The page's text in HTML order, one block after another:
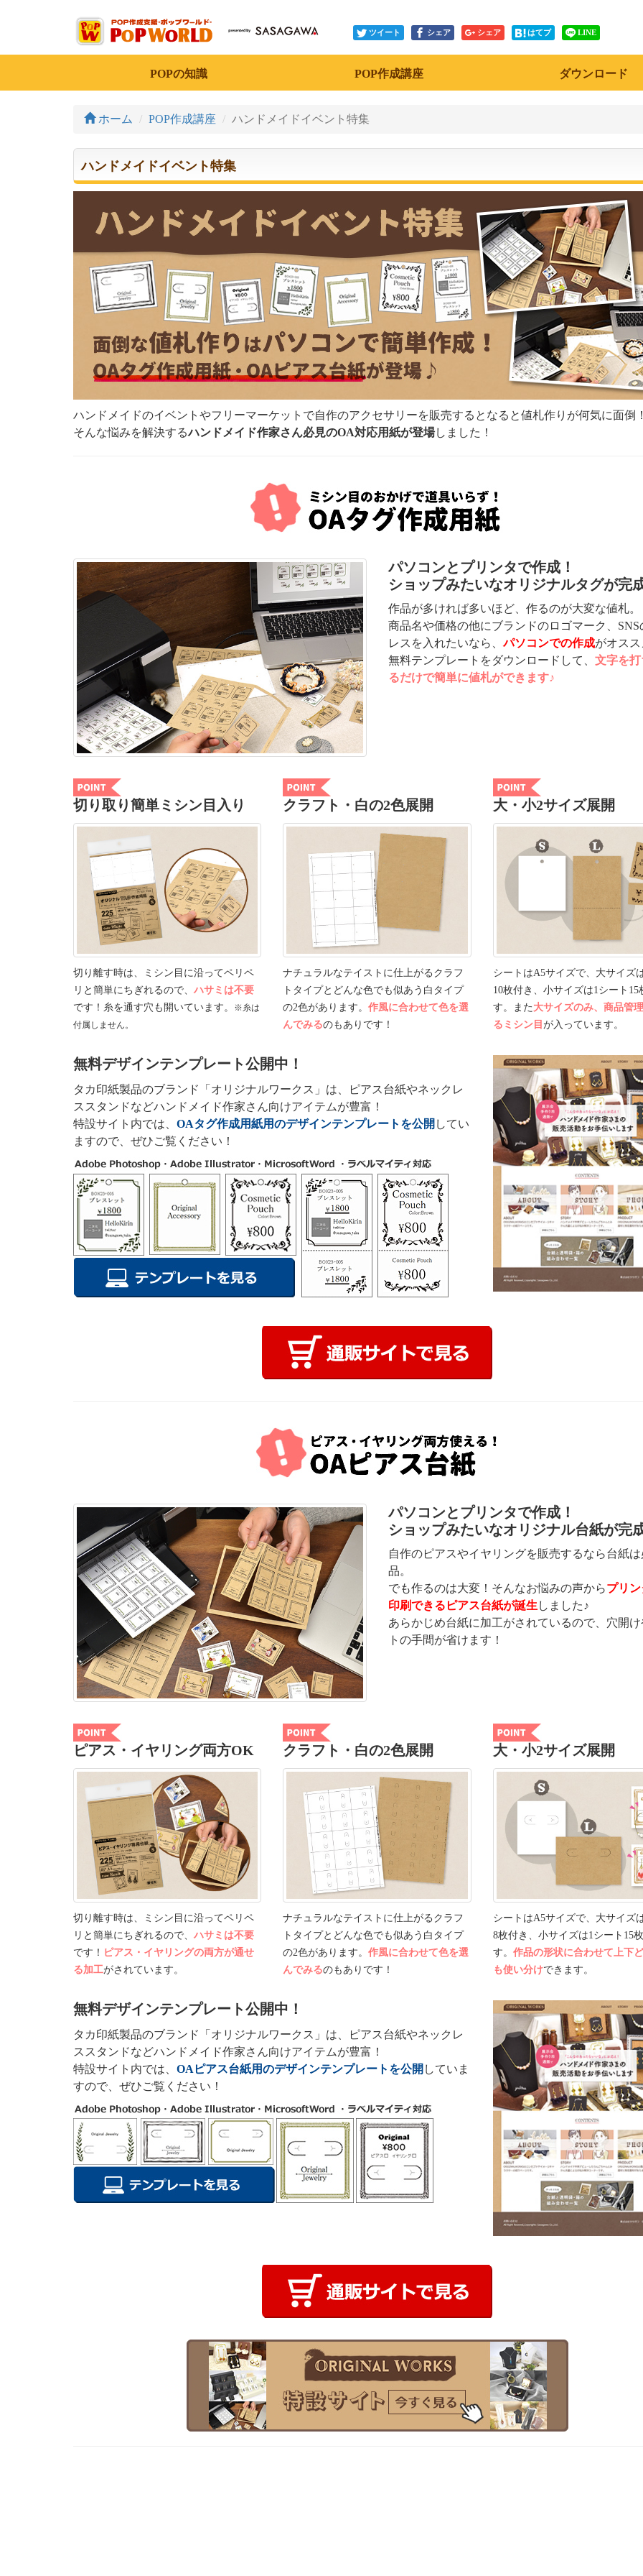
ツイート シェア シェア はてブ LINE
POPの知識 POP作成講座 ダウンロード
ホーム POP作成講座 ハンドメイドイベント特集
ハンドメイドイベント特集
ハンドメイドのイベントやフリーマーケットで自作のアクセサリーを販売するとなると値札作りが何気に面倒
そんな悩みを解決するハンドメイド作家さん必見のOA対応用紙が登場しました！
パソコンとプリンタで作成！
ショップみたいなオリジナルタグが完
作品が多ければ多いほど、作るのが大変な値札。
商品名や価格の他にブランドのロゴマーク、SNS
レスを入れたいなら、パソコンでの作成がオスス
無料テンプレートをダウンロードして、 文字を
るだけで簡単に値札ができます♪
切り取り簡単ミシン目入り
切り離す時は、ミシン目に沿ってペリペ
リと簡単にちぎれるので、 ハサミは不要
です！糸を通す穴も開いています。
※糸は
付属しません。
クラフト・白の2色展開
ナチュラルなテイストに仕上がるクラフ
トタイプとどんな色でも似あう白タイプ
の2色があります。作風に合わせて色を選
んでみるのもありです！
大・小2サイズ展開
シートはA5サイズで、大サイズ
10枚付き、小サイズは1シート15
す。また 大サイズのみ、商品管
るミシン目 が入っています。
無料デザインテンプレート公開中！
タカ印紙製品のブランド「オリジナルワークス」は、ピアス台紙やネックレ
ススタンドなどハンドメイド作家さん向けアイテムが豊富！
特設サイト内では、 OAタグ作成用紙用のデザインテンプレートを公開 してい
ますので、ぜひご覧ください！
パソコンとプリンタで作成！
ショップみたいなオリジナル台紙が完
自作のピアスやイヤリングを販売するなら台紙
品。
でも作るのは大変！そんなお悩みの声からプリ
印刷できるピアス台紙が誕生 しました♪
あらかじめ台紙に加工がされているので、穴開
トの手間が省けます！
ピアス・イヤリング両方OK
切り離す時は、ミシン目に沿ってペリペ
リと簡単にちぎれるので、 ハサミは不要
です！ ピアス・イヤリングの両方が通せ
る加工がされています。
クラフト・白の2色展開
ナチュラルなテイストに仕上がるクラフ
トタイプとどんな色でも似あう白タイプ
の2色があります。作風に合わせて色を選
んでみるのもありです！
大・小2サイズ展開
シートはA5サイズで、大サイズ
8枚付き、小サイズは1シート15
す。 作品の形状に合わせて上下
も使い分けできます。
無料デザインテンプレート公開中！
タカ印紙製品のブランド「オリジナルワークス」は、ピアス台紙やネックレ
ススタンドなどハンドメイド作家さん向けアイテムが豊富！
特設サイト内では、 OAピアス台紙用のデザインテンプレートを公開 していま
すので、ぜひご覧ください！